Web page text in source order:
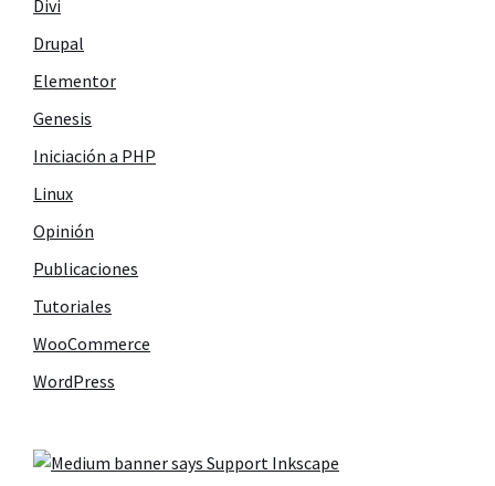
Divi
Drupal
Elementor
Genesis
Iniciación a PHP
Linux
Opinión
Publicaciones
Tutoriales
WooCommerce
WordPress